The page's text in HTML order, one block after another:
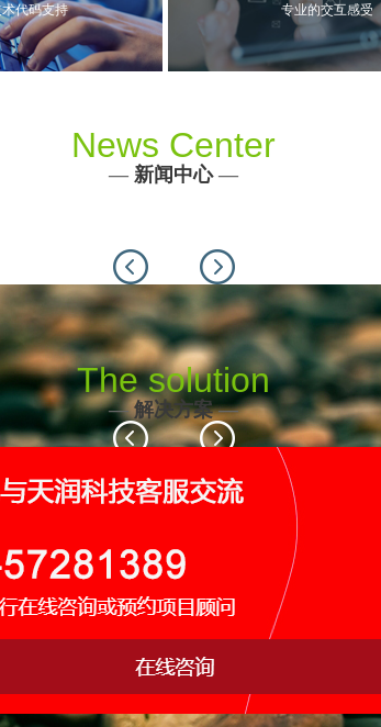
代码支持
专业的交互感受
News Center
— 新闻中心—
Previous Next
The solution
—解决方案—
Previous Next
个
维托管
19个
手机APP开发